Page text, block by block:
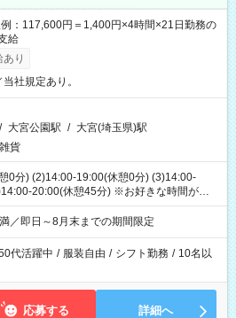
：117,600円＝1,400円×4時間×21日勤務の
給
り
社規定あり。
/ 大宮公園駅 / 大宮(埼玉県)駅
貨
0分) (2)14:00-19:00(休憩0分) (3)14:00-
20:00(休憩45分) ※お好きな時間が選べ
／即日～8月末までの期間限定
代活躍中 / 服装自由 / シフト勤務 / 10名以
応募する 詳細へ